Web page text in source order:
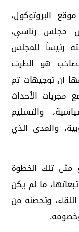
البروتوكول،
مجلس رئاسي،
رئيساً للمجلس
هو الطرف
أن توجيهات تم
مجريات الأحداث
والتسليم
والمدى الذي
مثل تلك الخطوة
ما لم يكن
وتحصنه من